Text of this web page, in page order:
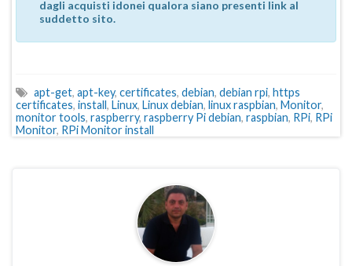
dagli acquisti idonei qualora siano presenti link al
suddetto sito.
apt-get, apt-key, certificates, debian, debian rpi, https
certificates, install, Linux, Linux debian, linux raspbian, Monitor,
monitor tools, raspberry, raspberry Pi debian, raspbian, RPi, RPi
Monitor, RPi Monitor install